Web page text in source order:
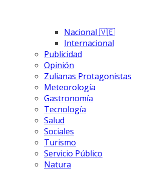
Nacional 🇻🇪
Internacional
Publicidad
Opinión
Zulianas Protagonistas
Meteorología
Gastronomía
Tecnología
Salud
Sociales
Turismo
Servicio Público
Natura